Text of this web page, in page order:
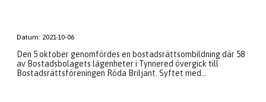
Datum: 2021-10-06
Den 5 oktober genomfördes en bostadsrättsombildning där 58
av Bostadsbolagets lägenheter i Tynnered övergick till
Bostadsrättsföreningen Röda Briljant. Syftet med...